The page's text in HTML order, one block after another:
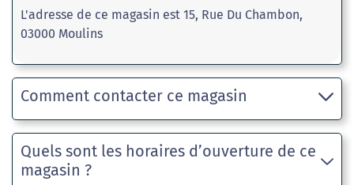
L'adresse de ce magasin est 15, Rue Du Chambon,
03000 Moulins
Comment contacter ce magasin
Quels sont les horaires d’ouverture de ce
magasin ?